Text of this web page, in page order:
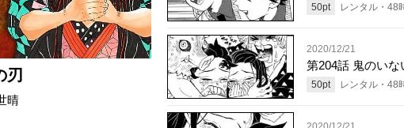
刃
晴
50pt レンタル・ 48
2020/12/21
第204話 鬼のいな
50pt レンタル・ 48